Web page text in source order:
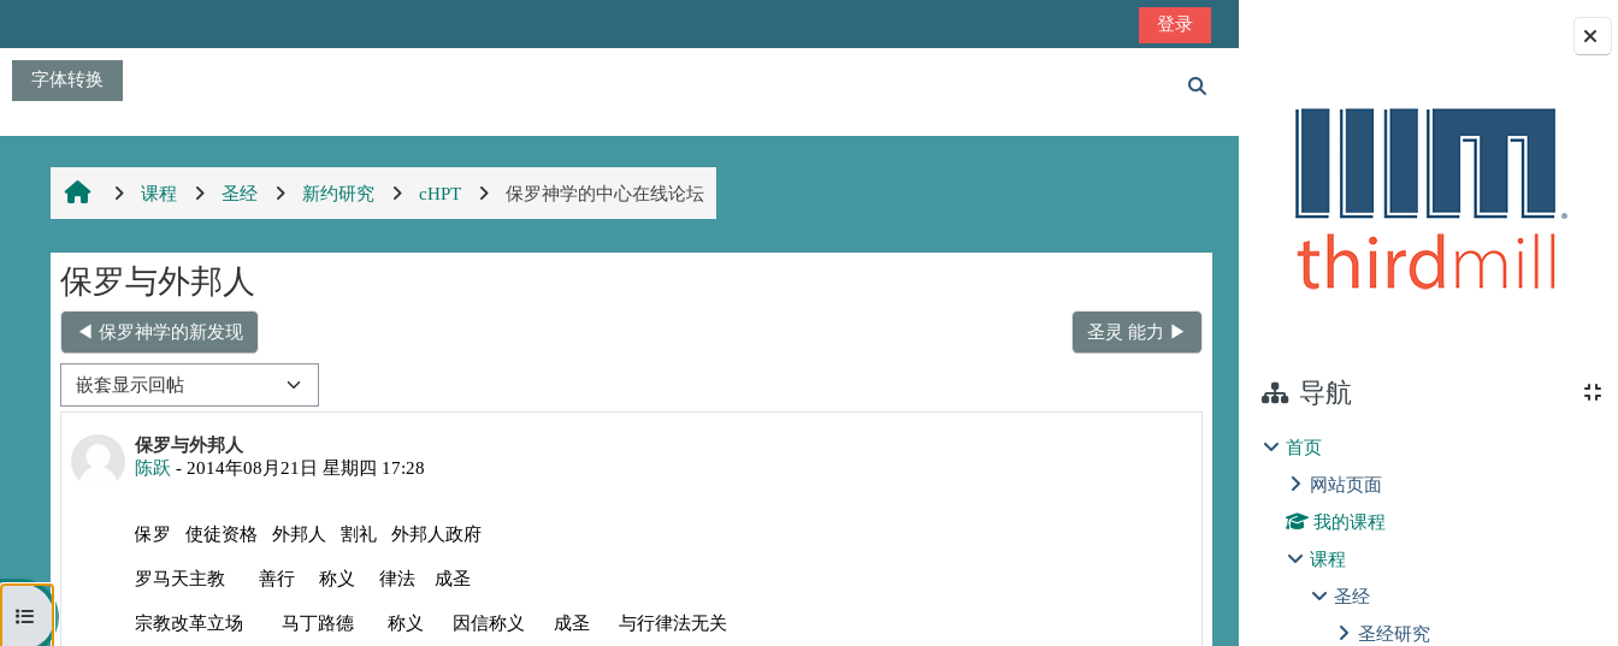
字体转换
版块
导航
首页
网站页面
我的课程
课程
圣经
圣经研究
登录
切换搜索输入
打开课程索引
课程 圣经 新约研究 cHPT 保罗神学的中心在线论坛
保罗与外邦人
◀︎ 保罗神学的新发现 圣灵 能力 ▶︎
显示模式
保罗与外邦人
陈跃 - 2014年08月21日 星期四 17:28
回帖数：0
保罗 使徒资格 外邦人 割礼 外邦人政府
罗马天主教 善行 称义 律法 成圣
宗教改革立场 马丁路德 称义 因信称义 成圣 与行律法无关